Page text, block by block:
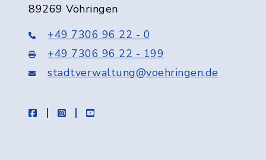
89269 Vöhringen
+49 7306 96 22 - 0
+49 7306 96 22 - 199
stadtverwaltung@voehringen.de
facebookinstagramyoutube